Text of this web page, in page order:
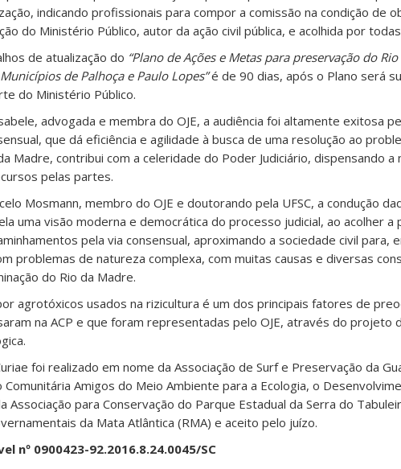
indicando profissionais para compor a comissão na condição de
do Ministério Público, autor da ação civil pública, e acolhida por
de atualização do “Plano de Ações e Metas para preservação do
de Palhoça e Paulo Lopes”é de 90 dias, após o Plano será
do Ministério Público.
advogada e membra do OJE, a audiência foi altamente exitosa
que dá eficiência e agilidade à busca de uma resolução ao
Madre, contribui com a celeridade do Poder Judiciário, dispensando a
pelas partes.
Mosmann, membro do OJE e doutorando pela UFSC, a condução
uma visão moderna e democrática do processo judicial, ao acolher a
pela via consensual, aproximando a sociedade civil para,
problemas de natureza complexa, com muitas causas e diversas
do Rio da Madre.
agrotóxicos usados na rizicultura é um dos principais fatores de
na ACP e que foram representadas pelo OJE, através do projeto
foi realizado em nome da Associação de Surf e Preservação da
Comunitária Amigos do Meio Ambiente para a Ecologia, o
Associação para Conservação do Parque Estadual da Serra do
da Mata Atlântica (RMA) e aceito pelo juízo.
nº 0900423-92.2016.8.24.0045/SC